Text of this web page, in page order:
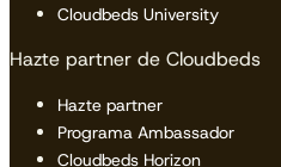
Cloudbeds University
Hazte partner de Cloudbeds
Hazte partner
Programa Ambassador
Cloudbeds Horizon